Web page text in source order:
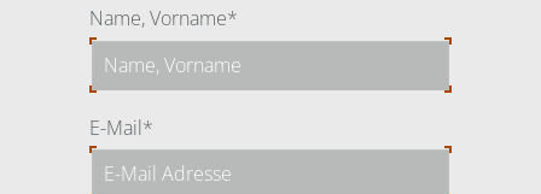
Pflichtfeld
Name, Vorname*
Pflichtfeld
E-Mail*